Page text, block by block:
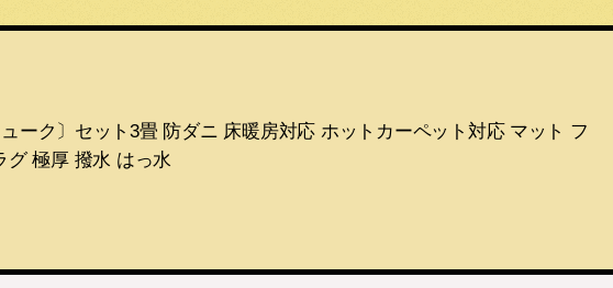
ク〕セット3畳 防ダニ 床暖房対応 ホットカーペット対応 マット フ
グ 極厚 撥水 はっ水